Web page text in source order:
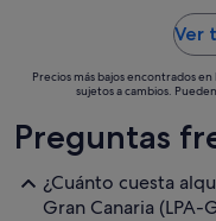
Ver
Precios más bajos encontrados en
sujetos a cambios.
Preguntas
¿Cuánto cuesta
Gran Canaria (LPA-